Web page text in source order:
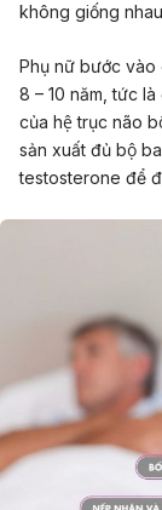
không giống
Phụ nữ bước vào
8 – 10 năm, tức
của hệ trục não
sản xuất đủ bộ
testosterone để